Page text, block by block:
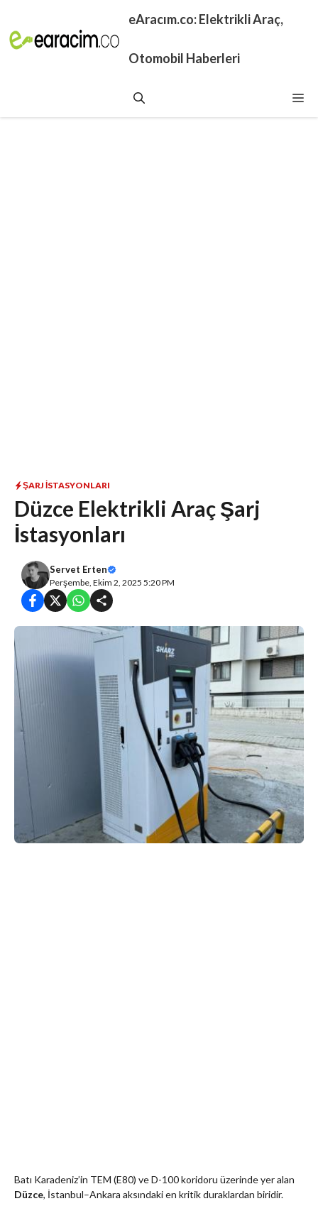
eAracım.co: Elektrikli Araç,
Otomobil Haberleri
ŞARJ İSTASYONLARI
Düzce Elektrikli Araç Şarj
İstasyonları
Servet Erten
Perşembe, Ekim 2, 2025 5:20 PM
Batı Karadeniz’in TEM (E80) ve D-100 koridoru üzerinde yer alan
Düzce, İstanbul–Ankara aksındaki en kritik duraklardan biridir.